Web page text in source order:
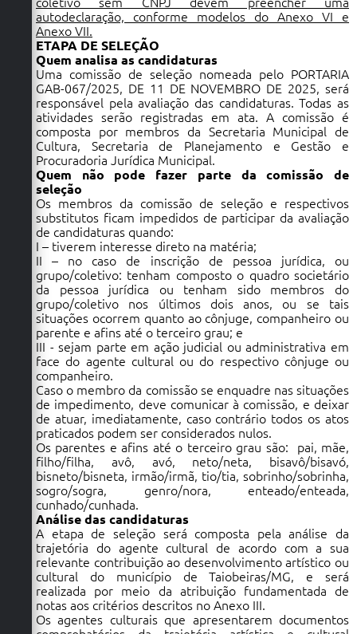
autodeclaração, conforme modelos do Anexo VI e
Anexo VII.
ETAPA DE SELEÇÃO
Quem analisa as candidaturas
Uma comissão de seleção nomeada pelo PORTARIA
GAB-067/2025, DE 11 DE NOVEMBRO DE 2025, será
responsável pela avaliação das candidaturas. Todas as
atividades serão registradas em ata. A comissão é
composta por membros da Secretaria Municipal de
Cultura, Secretaria de Planejamento e Gestão e
Procuradoria Jurídica Municipal.
Quem não pode fazer parte da comissão de
seleção
Os membros da comissão de seleção e respectivos
substitutos ficam impedidos de participar da avaliação
de candidaturas quando:
I – tiverem interesse direto na matéria;
II – no caso de inscrição de pessoa jurídica, ou
grupo/coletivo: tenham composto o quadro societário
da pessoa jurídica ou tenham sido membros do
grupo/coletivo nos últimos dois anos, ou se tais
situações ocorrem quanto ao cônjuge, companheiro ou
parente e afins até o terceiro grau; e
III - sejam parte em ação judicial ou administrativa em
face do agente cultural ou do respectivo cônjuge ou
companheiro.
Caso o membro da comissão se enquadre nas situações
de impedimento, deve comunicar à comissão, e deixar
de atuar, imediatamente, caso contrário todos os atos
praticados podem ser considerados nulos.
Os parentes e afins até o terceiro grau são: pai, mãe,
filho/filha, avô, avó, neto/neta, bisavô/bisavó,
bisneto/bisneta, irmão/irmã, tio/tia, sobrinho/sobrinha,
sogro/sogra, genro/nora, enteado/enteada,
cunhado/cunhada.
Análise das candidaturas
A etapa de seleção será composta pela análise da
trajetória do agente cultural de acordo com a sua
relevante contribuição ao desenvolvimento artístico ou
cultural do município de Taiobeiras/MG, e será
realizada por meio da atribuição fundamentada de
notas aos critérios descritos no Anexo III.
Os agentes culturais que apresentarem documentos